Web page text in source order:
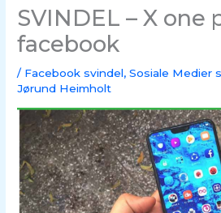
SVINDEL – X one
facebook
/ Facebook svindel,Sosiale Medier
Jørund Heimholt